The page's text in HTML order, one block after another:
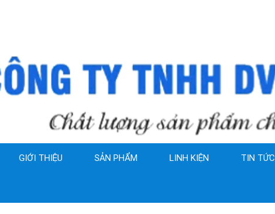
GIỚI THIỆU SẢN PHẨM LINH KIỆN TIN TỨC